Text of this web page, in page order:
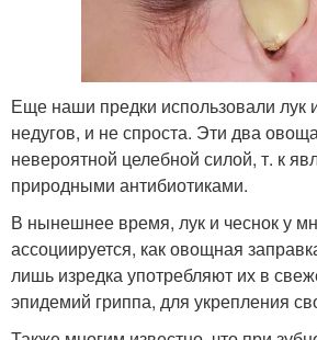
Еще наши предки использовали лук
недугов, и не спроста. Эти два
невероятной целебной силой, т. к
природными антибиотиками.
В нынешнее время, лук и чеснок у
ассоциируется, как овощная
лишь изредка употребляют их в
эпидемий гриппа, для укрепления